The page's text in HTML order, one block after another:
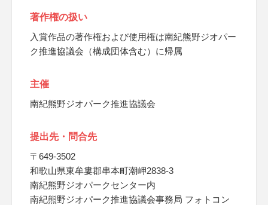
著作権の扱い
入賞作品の著作権および使用権は南紀熊野ジオパー
ク推進協議会（構成団体含む）に帰属
主催
南紀熊野ジオパーク推進協議会
提出先・問合先
〒649-3502
和歌山県東牟婁郡串本町潮岬2838-3
南紀熊野ジオパークセンター内
南紀熊野ジオパーク推進協議会事務局 フォトコン